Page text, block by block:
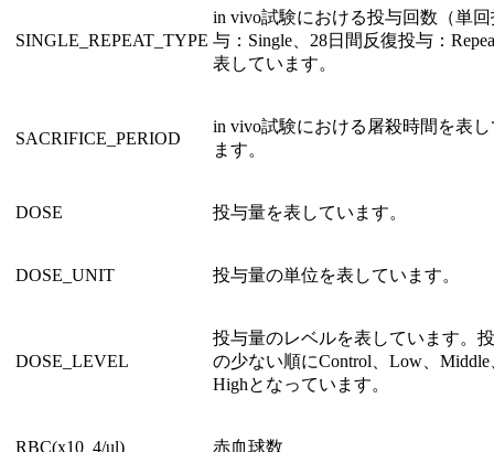
SINGLE_REPEAT_TYPE
in vivo試験における投与回数（単回
与：Single、28日間反復投与：
表しています。
SACRIFICE_PERIOD
in vivo試験における屠殺時間を表
ます。
DOSE 投与量を表しています。
DOSE_UNIT 投与量の単位を表しています。
DOSE_LEVEL
投与量のレベルを表しています。
の少ない順にControl、Low、Middle
Highとなっています。
RBC(x10_4/ul) 赤血球数